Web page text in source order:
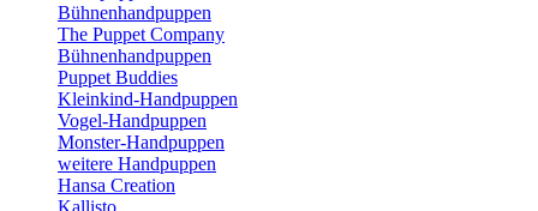
Bühnenhandpuppen
The Puppet Company
Bühnenhandpuppen
Puppet Buddies
Kleinkind-Handpuppen
Vogel-Handpuppen
Monster-Handpuppen
weitere Handpuppen
Hansa Creation
Kallisto